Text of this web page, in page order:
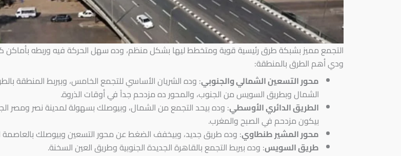
التجمع مميز بشبكة طرق رئيسية قوية ومتخطط ليها بشكل منظم، وده سهل الحركة فيه وربطه بأماكن
ودي أهم الطرق بالمنطقة:
محور التسعين الشمالي والجنوبي: وده الشريان الأساسي للتجمع الخامس، وبيربط المنطقة
الشمال وبطريق السويس من الجنوب، والمحور ده مزدحم جداً في أوقات الذروة.
الطريق الدائري الأوسطي: وده بيحد التجمع من الشمال، وبيوصلك بسهولة لمدينة نصر ومصر
بيكون مزدحم في الصبح والمغرب.
محور المشير طنطاوي: وده طريق جديد، وبيخفف الضغط عن محور التسعين وبيوصلك بالعاصمة
طريق السويس: وده بيربط التجمع بالقاهرة الجديدة الجنوبية وطريق العين السخنة.